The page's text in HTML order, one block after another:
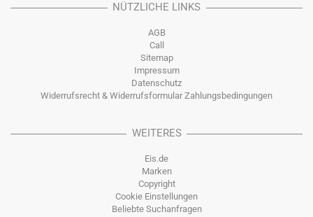
NÜTZLICHE LINKS
AGB
Call
Sitemap
Impressum
Datenschutz
Widerrufsrecht & Widerrufsformular Zahlungsbedingungen
WEITERES
Eis.de
Marken
Copyright
Cookie Einstellungen
Beliebte Suchanfragen